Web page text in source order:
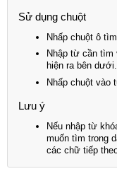
Sử dụng chuột
Nhấp chuột ô
Nhập từ cần
hiện ra bên dưới.
Nhấp chuột vào
Lưu ý
Nếu nhập từ
muốn tìm trong
các chữ tiếp